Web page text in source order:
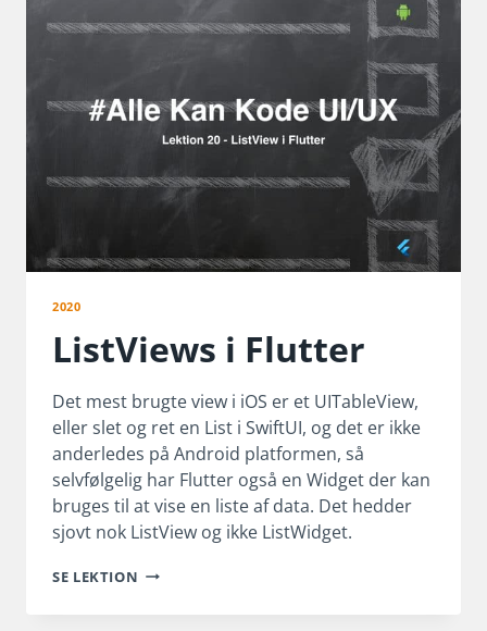
2020
ListViews i Flutter
Det mest brugte view i iOS er et UITableView,
eller slet og ret en List i SwiftUI, og det er ikke
anderledes på Android platformen, så
selvfølgelig har Flutter også en Widget der kan
bruges til at vise en liste af data. Det hedder
sjovt nok ListView og ikke ListWidget.
SE LEKTION LISTVIEWS